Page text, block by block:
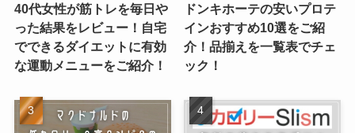
40代女性が筋トレを毎日や
った結果をレビュー！自宅
でできるダイエットに有効
な運動メニューをご紹介！
ドンキホーテの安いプロテ
インおすすめ10選をご紹
介！品揃えを一覧表でチェ
ック！